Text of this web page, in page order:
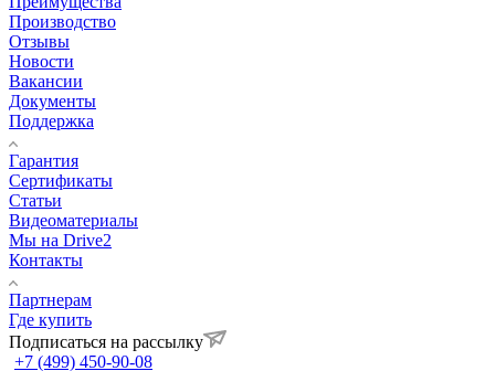
Производство
Отзывы
Новости
Вакансии
Документы
Поддержка
Гарантия
Сертификаты
Статьи
Видеоматериалы
Мы на Drive2
Контакты
Партнерам
Где купить
Подписаться на рассылку
+7 (499) 450-90-08